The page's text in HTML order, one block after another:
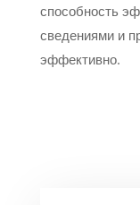
способность
сведениями и
эффективно.